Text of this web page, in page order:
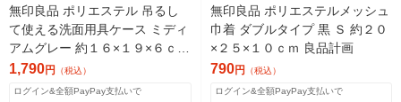
無印良品 ポリエステル 吊るし
て使える洗面用具ケース ミディ
アムグレー 約１６×１９×６ｃｍ
良品計画
1,790円 （税込）
ログイン&全額PayPay支払いで
無印良品 ポリエステルメッシュ
巾着 ダブルタイプ 黒 Ｓ 約２０
×２５×１０ｃｍ 良品計画
790円 （税込）
ログイン&全額PayPay支払いで